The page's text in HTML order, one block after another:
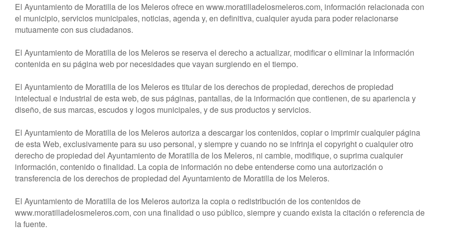
Trámites y gestiones
El Ayuntamiento de Moratilla de los Meleros ofrece en www.moratilladelosmeleros.com, información relacionada con
el municipio, servicios municipales, noticias, agenda y, en definitiva, cualquier ayuda para poder relacionarse
mutuamente con sus ciudadanos.
El Ayuntamiento de Moratilla de los Meleros se reserva el derecho a actualizar, modificar o eliminar la información
contenida en su página web por necesidades que vayan surgiendo en el tiempo.
El Ayuntamiento de Moratilla de los Meleros es titular de los derechos de propiedad, derechos de propiedad
intelectual e industrial de esta web, de sus páginas, pantallas, de la información que contienen, de su apariencia y
diseño, de sus marcas, escudos y logos municipales, y de sus productos y servicios.
El Ayuntamiento de Moratilla de los Meleros autoriza a descargar los contenidos, copiar o imprimir cualquier página
de esta Web, exclusivamente para su uso personal, y siempre y cuando no se infrinja el copyright o cualquier otro
derecho de propiedad del Ayuntamiento de Moratilla de los Meleros, ni cambie, modifique, o suprima cualquier
información, contenido o finalidad. La copia de información no debe entenderse como una autorización o
transferencia de los derechos de propiedad del Ayuntamiento de Moratilla de los Meleros.
El Ayuntamiento de Moratilla de los Meleros autoriza la copia o redistribución de los contenidos de
www.moratilladelosmeleros.com, con una finalidad o uso público, siempre y cuando exista la citación o referencia de
la fuente.